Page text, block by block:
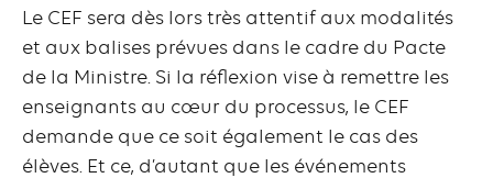
Le CEF sera dès lors très attentif aux modalités
et aux balises prévues dans le cadre du Pacte
de la Ministre. Si la réflexion vise à remettre les
enseignants au cœur du processus, le CEF
demande que ce soit également le cas des
élèves. Et ce, d’autant que les événements